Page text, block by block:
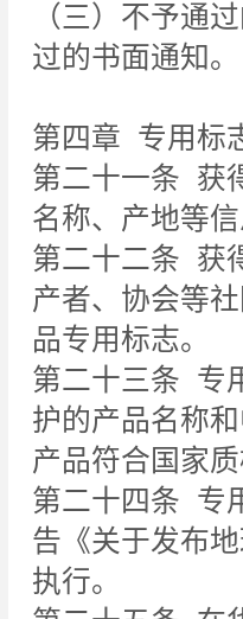
（三）不予通
过的书面通知。
第四章 专用标
第二十一条 获
名称、产地等
第二十二条 获
产者、协会等
品专用标志。
第二十三条 专
护的产品名称
产品符合国家
第二十四条 专
告《关于发布
执行。